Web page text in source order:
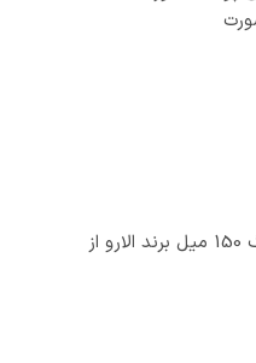
خرید فوم شستو صورت کامفورتینگ 150 میل برند الارو از